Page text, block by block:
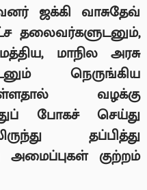
ஜக்கி வாசுதேவ்
தலைவர்களுடனும்,
மத்திய, மாநில அரசு
நெருங்கிய
வழக்கு
போகச் செய்து
தப்பித்து
அமைப்புகள் குற்றம்